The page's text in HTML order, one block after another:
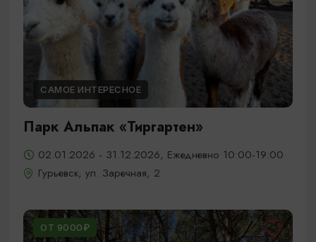
САМОЕ ИНТЕРЕСНОЕ
Парк Альпак «Тиргартен»
02.01.2026 - 31.12.2026, Ежедневно 10:00-19:00
Гурьевск, ул. Заречная, 2
ОТ 9000₽